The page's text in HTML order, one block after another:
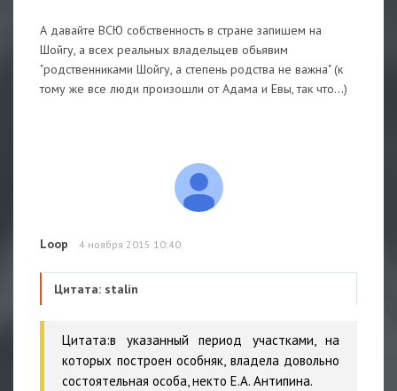
А давайте ВСЮ собственность в стране запишем на
Шойгу, а всех реальных владельцев обьявим
"родственниками Шойгу, а степень родства не важна" (к
тому же все люди произошли от Адама и Евы, так что...)
Loop 4 ноября 2015 10:40
Цитата: stalin
Цитата:в указанный период участками, на
которых построен особняк, владела довольно
состоятельная особа, некто Е.А. Антипина.